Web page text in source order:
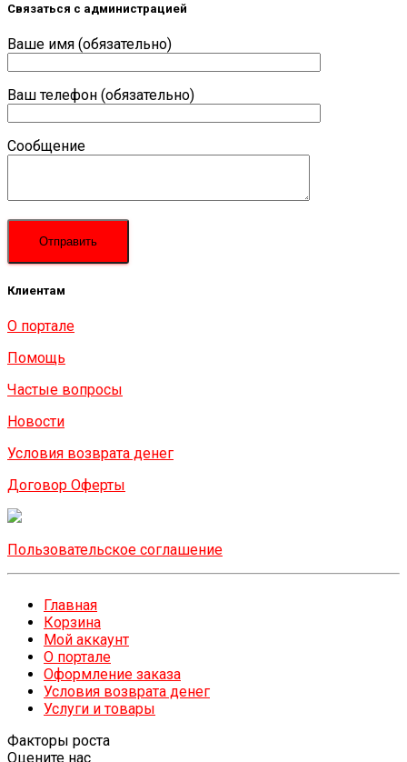
Связаться с администрацией
Ваше имя (обязательно)
Ваш телефон (обязательно)
Сообщение
Клиентам
О портале
Помощь
Частые вопросы
Новости
Условия возврата денег
Договор Оферты
Пользовательское соглашение
Главная
Корзина
Мой аккаунт
О портале
Оформление заказа
Условия возврата денег
Услуги и товары
Факторы роста
Оцените нас